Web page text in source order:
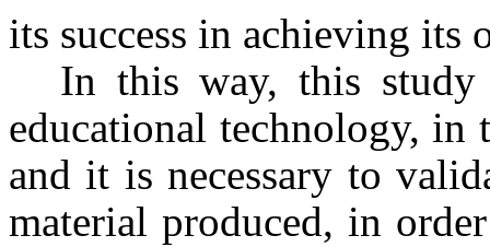
its success in achieving its
In this way, this
educational technology,
and it is necessary to
material produced, in